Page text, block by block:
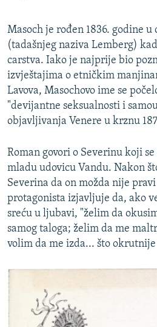
Masoch je rođen 1836. godine u
(tadašnjeg naziva Lemberg)
carstva. Iako je najprije bio
izvještajima o etničkim
Lavova, Masochovo ime se
"devijantne seksualnosti i
objavljivanja Venere u krznu
Roman govori o Severinu koji
mladu udovicu Vandu. Nakon
Severina da on možda nije
protagonista izjavljuje da, ako
sreću u ljubavi, "želim da
samog taloga; želim da me
volim da me izda... što